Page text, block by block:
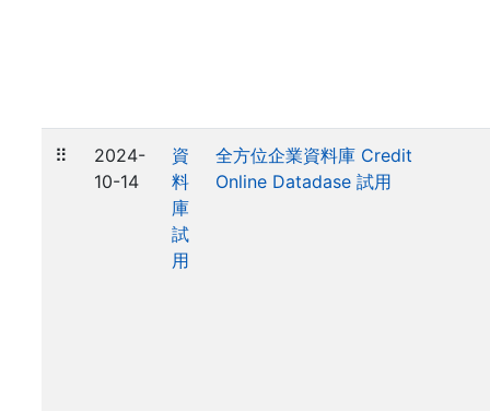
⠿
2024-
10-14
資
料
庫
試
用
全方位企業資料庫 Credit
Online Datadase 試用